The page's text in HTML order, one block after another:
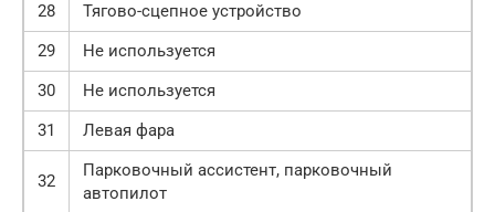
28
Тягово-сцепное устройство
29
Не используется
30
Не используется
31
Левая фара
32
Парковочный ассистент, парковочный
автопилот